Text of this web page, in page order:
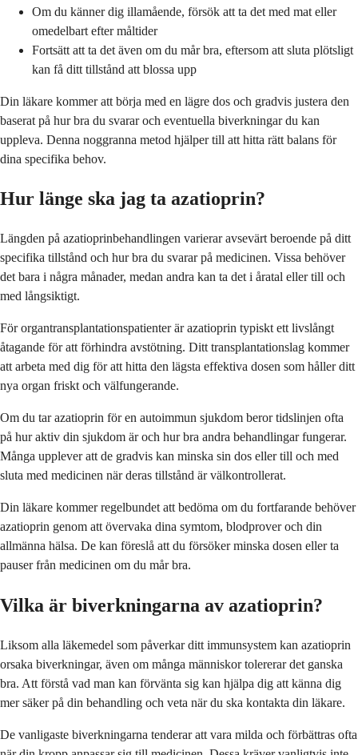
Om du känner dig illamående, försök att ta det med mat eller
omedelbart efter måltider
Fortsätt att ta det även om du mår bra, eftersom att sluta plötsligt
kan få ditt tillstånd att blossa upp
Din läkare kommer att börja med en lägre dos och gradvis justera den
baserat på hur bra du svarar och eventuella biverkningar du kan
uppleva. Denna noggranna metod hjälper till att hitta rätt balans för
dina specifika behov.
Hur länge ska jag ta azatioprin?
Längden på azatioprinbehandlingen varierar avsevärt beroende på ditt
specifika tillstånd och hur bra du svarar på medicinen. Vissa behöver
det bara i några månader, medan andra kan ta det i åratal eller till och
med långsiktigt.
För organtransplantationspatienter är azatioprin typiskt ett livslångt
åtagande för att förhindra avstötning. Ditt transplantationslag kommer
att arbeta med dig för att hitta den lägsta effektiva dosen som håller ditt
nya organ friskt och välfungerande.
Om du tar azatioprin för en autoimmun sjukdom beror tidslinjen ofta
på hur aktiv din sjukdom är och hur bra andra behandlingar fungerar.
Många upplever att de gradvis kan minska sin dos eller till och med
sluta med medicinen när deras tillstånd är välkontrollerat.
Din läkare kommer regelbundet att bedöma om du fortfarande behöver
azatioprin genom att övervaka dina symtom, blodprover och din
allmänna hälsa. De kan föreslå att du försöker minska dosen eller ta
pauser från medicinen om du mår bra.
Vilka är biverkningarna av azatioprin?
Liksom alla läkemedel som påverkar ditt immunsystem kan azatioprin
orsaka biverkningar, även om många människor tolererar det ganska
bra. Att förstå vad man kan förvänta sig kan hjälpa dig att känna dig
mer säker på din behandling och veta när du ska kontakta din läkare.
De vanligaste biverkningarna tenderar att vara milda och förbättras ofta